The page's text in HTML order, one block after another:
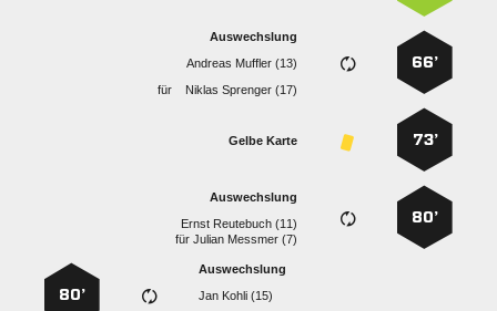
66’
Auswechslung
  
für
  
73’
Gelbe Karte
80’
Auswechslung
  
für  
Auswechslung
  
80’